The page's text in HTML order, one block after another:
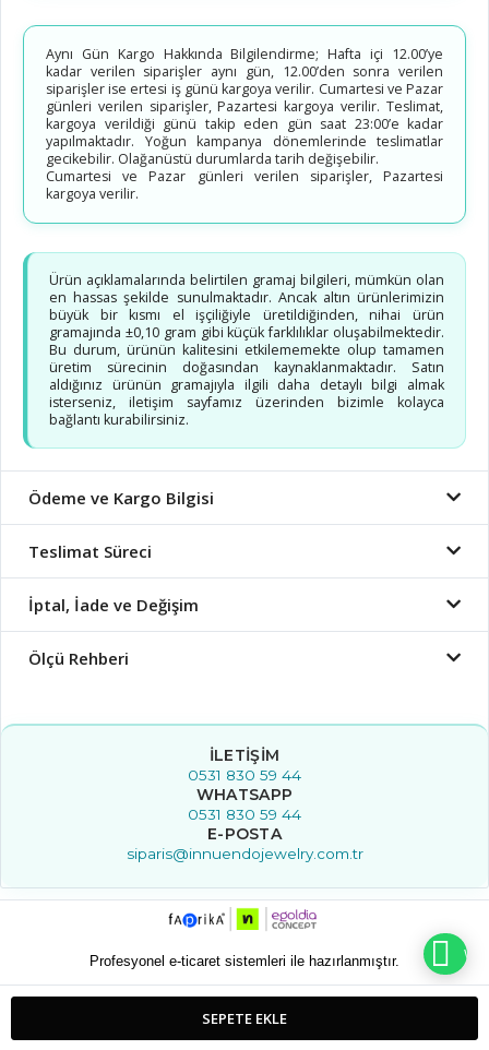
SEPETE EKLE
Aynı Gün Kargo Hakkında Bilgilendirme; Hafta içi 12.00’ye
kadar verilen siparişler aynı gün, 12.00’den sonra verilen
siparişler ise ertesi iş günü kargoya verilir. Cumartesi ve Pazar
günleri verilen siparişler, Pazartesi kargoya verilir. Teslimat,
kargoya verildiği günü takip eden gün saat 23:00’e kadar
yapılmaktadır. Yoğun kampanya dönemlerinde teslimatlar
gecikebilir. Olağanüstü durumlarda tarih değişebilir.
Cumartesi ve Pazar günleri verilen siparişler, Pazartesi
kargoya verilir.
Ürün açıklamalarında belirtilen gramaj bilgileri, mümkün olan
en hassas şekilde sunulmaktadır. Ancak altın ürünlerimizin
büyük bir kısmı el işçiliğiyle üretildiğinden, nihai ürün
gramajında ±0,10 gram gibi küçük farklılıklar oluşabilmektedir.
Bu durum, ürünün kalitesini etkilememekte olup tamamen
üretim sürecinin doğasından kaynaklanmaktadır. Satın
aldığınız ürünün gramajıyla ilgili daha detaylı bilgi almak
isterseniz, iletişim sayfamız üzerinden bizimle kolayca
bağlantı kurabilirsiniz.
Ödeme ve Kargo Bilgisi
Teslimat Süreci
İptal, İade ve Değişim
Ölçü Rehberi
İLETIŞIM
0531 830 59 44
WHATSAPP
0531 830 59 44
E-POSTA
siparis@innuendojewelry.com.tr
Profesyonel e-ticaret sistemleri ile hazırlanmıştır.